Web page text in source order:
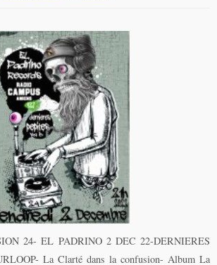
24- EL PADRINO 2 DEC 22-DERNIERES
La Clarté dans la confusion- Album La